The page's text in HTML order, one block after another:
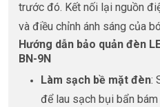
trước đó. Kết nối lại nguồn
và điều chỉnh ánh sáng của
Hướng dẫn bảo quản đèn
BN-9N
Làm sạch bề mặt đèn:
để lau sạch bụi bẩn